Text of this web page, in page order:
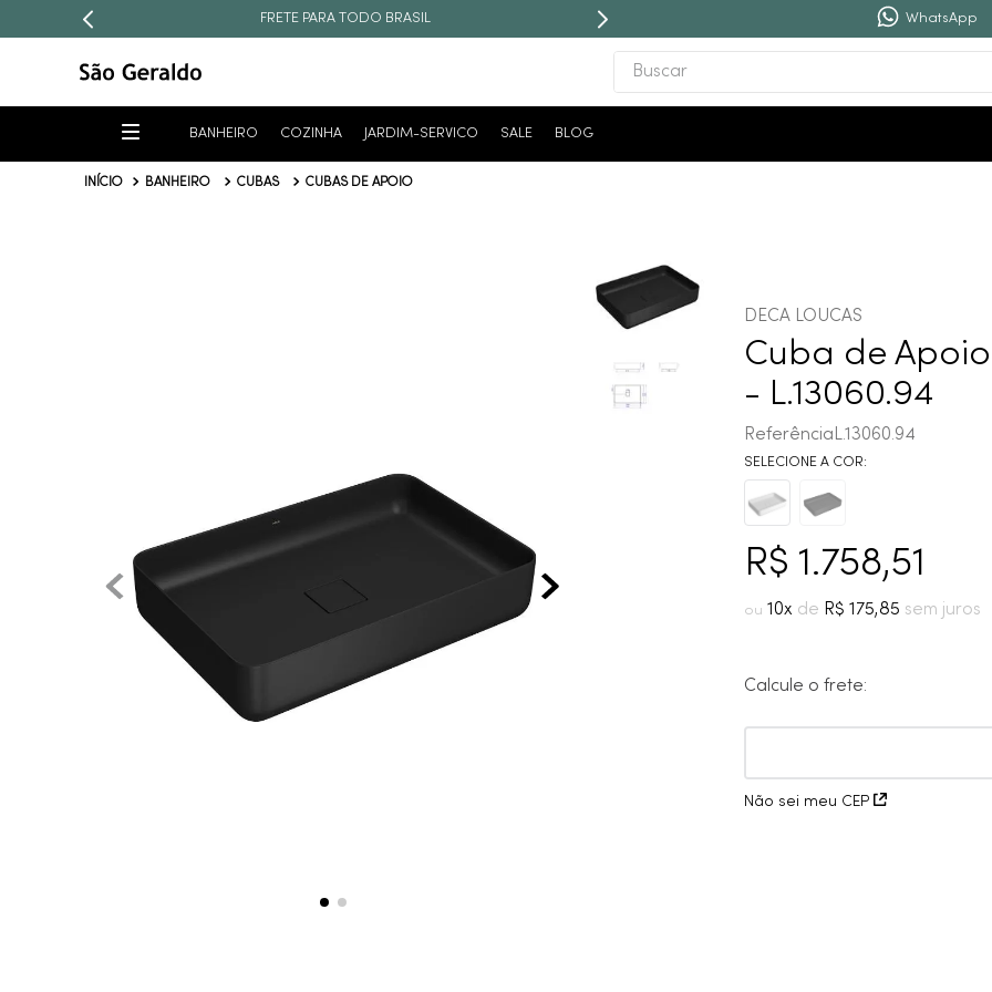
FRETE PARA TODO BRASIL WhatsApp
Buscar
BANHEIRO COZINHA JARDIM-SERVICO SALE BLOG
BANHEIRO CUBAS CUBAS DE APOIO
DECA LOUCAS
Cuba de
- L.13060.94
Referência L.13060.94
R$ 1.758,51
10 R$ 175,85
Calcule o frete:
Não sei meu CEP
deca acabamento registro
5
perola
º
red gold
cobre escovado
grafite escovado